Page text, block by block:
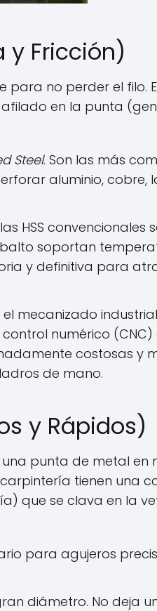
y Fricción)
para no perder el filo.
en la punta
Steel. Son las más
aluminio, cobre,
HSS convencionales
soportan
y definitiva para
mecanizado
numérico
costosas y
de mano.
y Rápidos)
punta de metal en
tienen una
que se clava en la
para agujeros
diámetro. No deja